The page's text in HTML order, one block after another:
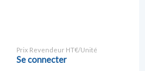
Prix Revendeur HT€/Unité
Se connecter